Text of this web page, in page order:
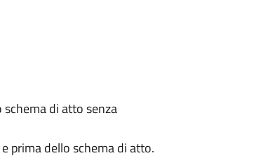
di atto senza
prima dello schema di atto.